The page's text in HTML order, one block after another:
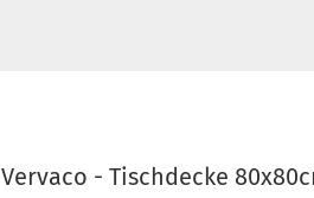
Vervaco - Tischdecke